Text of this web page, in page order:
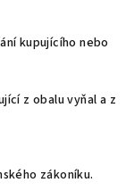
kupujícího nebo
z obalu vyňal a z
zákoníku.